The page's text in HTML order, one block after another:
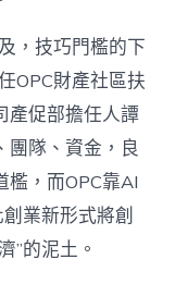
，技巧門檻的下
OPC財產社區扶
產促部擔任人譚
團隊、資金，良
檻，而OPC靠AI
業新形式將創
”的泥土。